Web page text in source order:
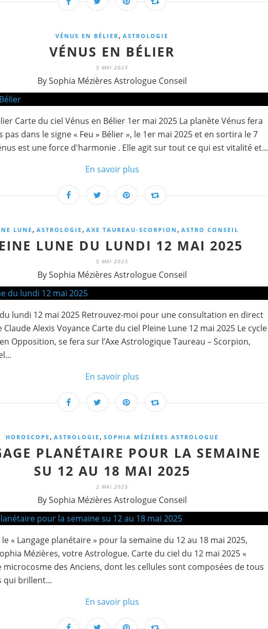
VÉNUS EN BÉLIER , ASTROLOGIE
VÉNUS EN BÉLIER
5 MAI 2025
By Sophia Mézières Astrologue Conseil
Carte du ciel Vénus en Bélier 1er mai 2025 La planète Vénus fera
pas dans le signe « Feu » Bélier », le 1er mai 2025 et en sortira le 7
est une force d'harmonie . Elle agit sur tout ce qui est vitalité et...
En savoir plus
LUNE, ASTROLOGIE , AXE TAUREAU-SCORPION , ASTRO CONSEIL
LUNE DU LUNDI 12 MAI 2025
5 MAI 2025
By Sophia Mézières Astrologue Conseil
lundi 12 mai 2025 Retrouvez-moi pour une consultation en direct
Alexis Voyance Carte du ciel Pleine Lune 12 mai 2025 Le cycle
Opposition, se fera sur l’Axe Astrologique Taureau – Scorpion,
En savoir plus
HOROSCOPE , ASTROLOGIE , SOPHIA MÉZIÈRES ASTROLOGUE
PLANÉTAIRE POUR LA SEMAINE
SU 12 AU 18 MAI 2025
2 MAI 2025
By Sophia Mézières Astrologue Conseil
« Langage planétaire » pour la semaine du 12 au 18 mai 2025,
Mézières, votre Astrologue. Carte du ciel du 12 mai 2025 «
microcosme des Anciens, dont les cellules sont composées de tous
qui brillent...
En savoir plus